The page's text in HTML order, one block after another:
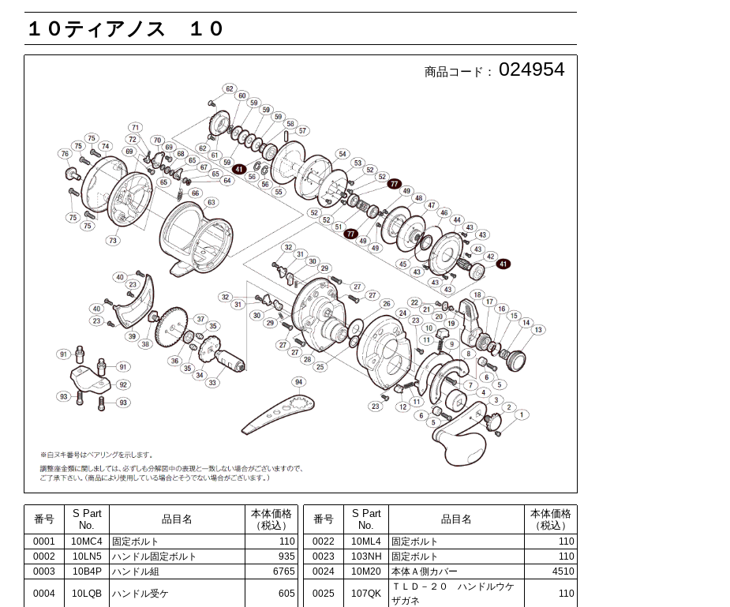
１０ティアノス １０
商品コード： 024954
番号
S Part
No.
品目名
本体価格
（税込）
番号
S Part
No.
品目名
本体価格
（税込）
0001 10MC4 固定ボルト 110 0022 10ML4 固定ボルト
110
0002
10LN5 ハンドル固定ボルト 935 0023 103NH 固定ボルト
110
0003
10B4P ハンドル組 6765 0024 10M20 本体Ａ側カバー
4510
0004
10LQB ハンドル受ケ 605 0025 107QK
ＴＬＤ－２０ ハンドルウケ
ザガネ
110